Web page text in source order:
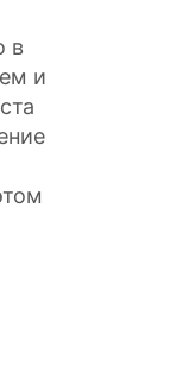
в
и